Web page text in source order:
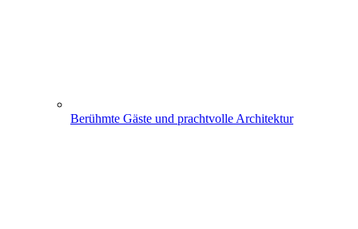
Berühmte Gäste und prachtvolle Architektur